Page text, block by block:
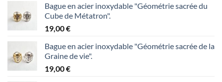
Bague en acier inoxydable "Géométrie sacrée du
Cube de Métatron".
19,00€
Bague en acier inoxydable "Géométrie sacrée de la
Graine de vie".
19,00€